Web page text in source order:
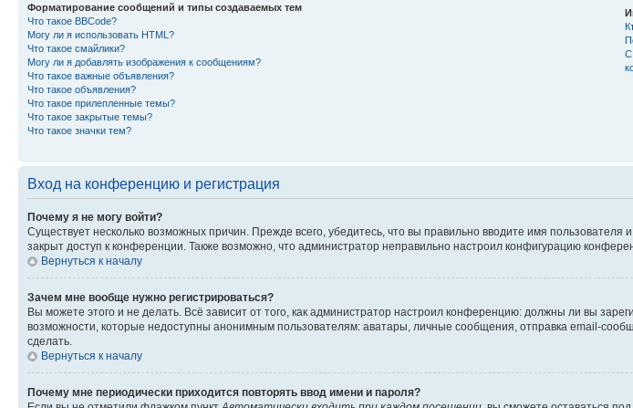
Форматирование сообщений и типы создаваемых тем
Что такое BBCode?
Могу ли я использовать HTML?
Что такое смайлики?
Могу ли я добавлять изображения к сообщениям?
Что такое важные объявления?
Что такое объявления?
Что такое прилепленные темы?
Что такое закрытые темы?
Что такое значки тем?
С
Вход на конференцию и регистрация
Почему я не могу войти?
Существует несколько возможных причин. Прежде всего, убедитесь, что вы правильно вводите имя
закрыт доступ к конференции. Также возможно, что администратор неправильно настроил конфигурацию
Вернуться к началу
Зачем мне вообще нужно регистрироваться?
Вы можете этого и не делать. Всё зависит от того, как администратор настроил конференцию: должны ли вы
возможности, которые недоступны анонимным пользователям: аватары, личные сообщения, отправка email-
сделать.
Вернуться к началу
Почему мне периодически приходится повторять ввод имени и пароля?